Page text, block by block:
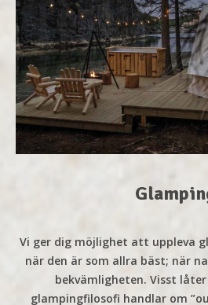
Vi ger dig möjlighet att uppleva
när den är som allra bäst; när
bekvämligheten. Visst
glampingfilosofi handlar om